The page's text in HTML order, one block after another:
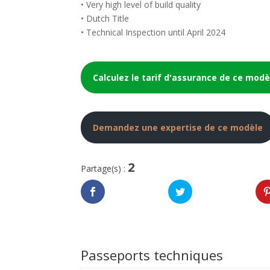
• Very high level of build quality
• Dutch Title
• Technical Inspection until April 2024
Calculez le tarif d'assurance de ce
Demandez une expertise de ce modèle
Partage(s) : 2
Passeports techniques